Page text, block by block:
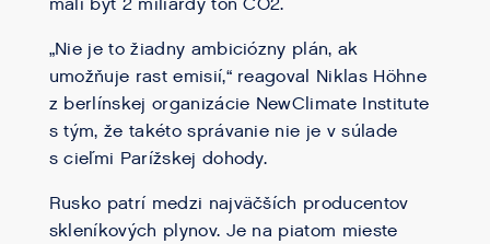
mali byť 2 miliardy ton CO2.
„Nie je to žiadny ambiciózny plán, ak
umožňuje rast emisií,“ reagoval Niklas Höhne
z berlínskej organizácie NewClimate Institute
s tým, že takéto správanie nie je v súlade
s cieľmi Parížskej dohody.
Rusko patrí medzi najväčších producentov
skleníkových plynov. Je na piatom mieste